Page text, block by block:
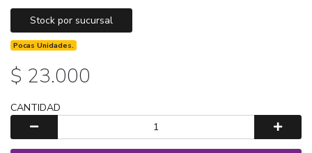
Stock por sucursal
Pocas Unidades.
$ 23.000
CANTIDAD